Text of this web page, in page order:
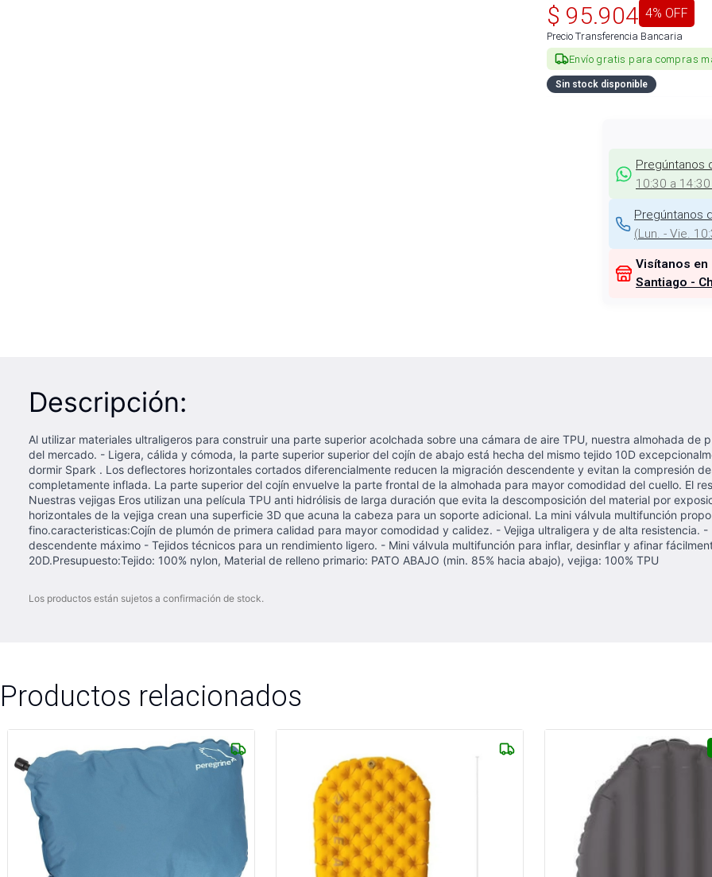
$ 95.904 4% OFF
Precio Transferencia Bancaria
Envío gratis para compras
Sin stock disponible
10:30 a
Pregúntanos
(Lun. - Vie.
Visítanos
Santiago -
Descripción:
Al utilizar materiales ultraligeros para construir una parte superior acolchada sobre una cámara de aire TPU, nuestra almohada de
del mercado. - Ligera, cálida y cómoda, la parte superior superior del cojín de abajo está hecha del mismo tejido 10D
dormir Spark . Los deflectores horizontales cortados diferencialmente reducen la migración descendente y evitan la compresión
completamente inflada. La parte superior del cojín envuelve la parte frontal de la almohada para mayor comodidad del cuello. El
Nuestras vejigas Eros utilizan una película TPU anti hidrólisis de larga duración que evita la descomposición del material por
horizontales de la vejiga crean una superficie 3D que acuna la cabeza para un soporte adicional. La mini válvula multifunción
fino.caracteristicas:Cojín de plumón de primera calidad para mayor comodidad y calidez. - Vejiga ultraligera y de alta resistencia.
descendente máximo - Tejidos técnicos para un rendimiento ligero. - Mini válvula multifunción para inflar, desinflar y afinar
20D.Presupuesto:Tejido: 100% nylon, Material de relleno primario: PATO ABAJO (min. 85% hacia abajo), vejiga: 100% TPU
Los productos están sujetos a confirmación de stock.
Productos relacionados